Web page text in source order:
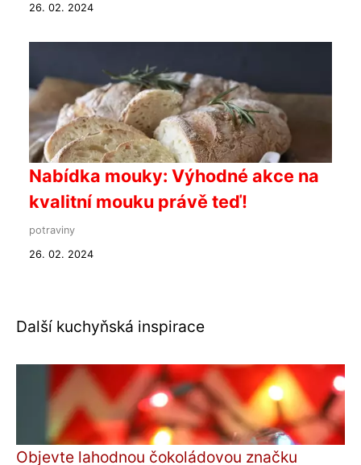
26. 02. 2024
Nabídka mouky: Výhodné akce na
kvalitní mouku právě teď!
potraviny
26. 02. 2024
Další kuchyňská inspirace
Objevte lahodnou čokoládovou značku